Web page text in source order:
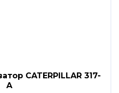
CATERPILLAR 317-
A